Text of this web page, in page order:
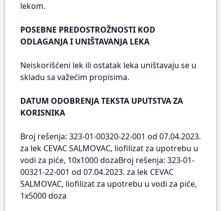
lekom.
POSEBNE PREDOSTROŽNOSTI KOD
ODLAGANJA I UNIŠTAVANJA LEKA
Neiskorišćeni lek ili ostatak leka uništavaju se u
skladu sa važećim propisima.
DATUM ODOBRENJA TEKSTA UPUTSTVA ZA
KORISNIKA
Broj rešenja: 323-01-00320-22-001 od 07.04.2023.
za lek CEVAC SALMOVAC, liofilizat za upotrebu u
vodi za piće, 10x1000 dozaBroj rešenja: 323-01-
00321-22-001 od 07.04.2023. za lek CEVAC
SALMOVAC, liofilizat za upotrebu u vodi za piće,
1x5000 doza